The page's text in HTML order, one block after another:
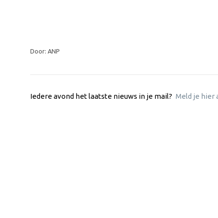
Door: ANP
Iedere avond het laatste nieuws in je mail? Meld je hier